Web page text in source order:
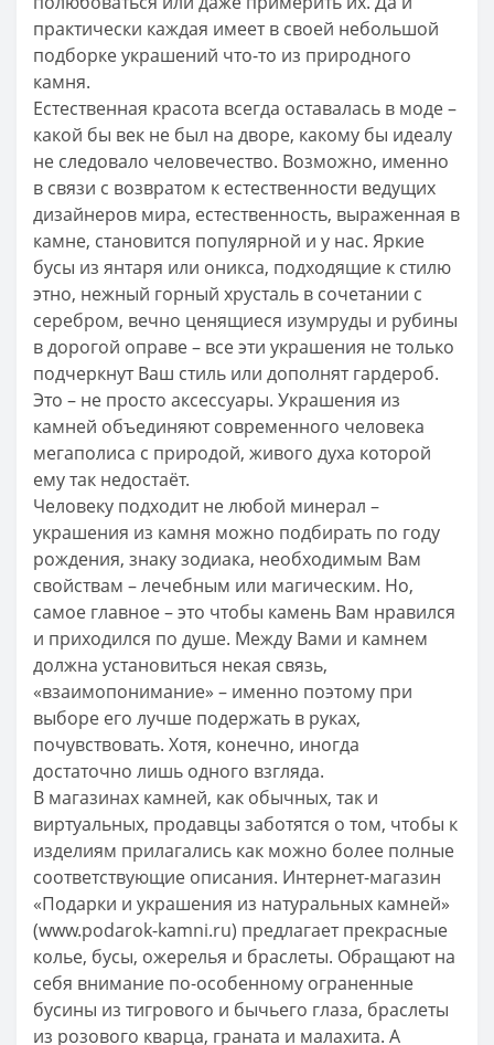
практически каждая имеет в своей небольшой
подборке украшений что-то из природного
камня.
Естественная красота всегда оставалась в моде –
какой бы век не был на дворе, какому бы идеалу
не следовало человечество. Возможно, именно
в связи с возвратом к естественности ведущих
дизайнеров мира, естественность, выраженная в
камне, становится популярной и у нас. Яркие
бусы из янтаря или оникса, подходящие к стилю
этно, нежный горный хрусталь в сочетании с
серебром, вечно ценящиеся изумруды и рубины
в дорогой оправе – все эти украшения не только
подчеркнут Ваш стиль или дополнят гардероб.
Это – не просто аксессуары. Украшения из
камней объединяют современного человека
мегаполиса с природой, живого духа которой
ему так недостаёт.
Человеку подходит не любой минерал –
украшения из камня можно подбирать по году
рождения, знаку зодиака, необходимым Вам
свойствам – лечебным или магическим. Но,
самое главное – это чтобы камень Вам нравился
и приходился по душе. Между Вами и камнем
должна установиться некая связь,
«взаимопонимание» – именно поэтому при
выборе его лучше подержать в руках,
почувствовать. Хотя, конечно, иногда
достаточно лишь одного взгляда.
В магазинах камней, как обычных, так и
виртуальных, продавцы заботятся о том, чтобы к
изделиям прилагались как можно более полные
соответствующие описания. Интернет-магазин
«Подарки и украшения из натуральных камней»
(www.podarok-kamni.ru) предлагает прекрасные
колье, бусы, ожерелья и браслеты. Обращают на
себя внимание по-особенному ограненные
бусины из тигрового и бычьего глаза, браслеты
из розового кварца, граната и малахита. А